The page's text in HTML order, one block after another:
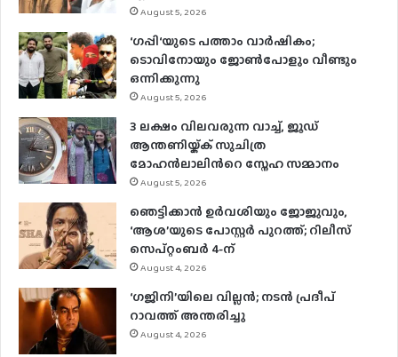
August 5, 2026
‘ഗപ്പി‘യുടെ പത്താം വാർഷികം;
ടൊവിനോയും ജോൺപോളും വീണ്ടും
ഒന്നിക്കുന്നു
August 5, 2026
3 ലക്ഷം വിലവരുന്ന വാച്ച്, ജൂഡ്
ആന്തണിയ്ക്ക് സുചിത്ര
മോഹൻലാലിൻറെ സ്നേഹ സമ്മാനം
August 5, 2026
ഞെട്ടിക്കാൻ ഉർവശിയും ജോജുവും,
‘ആശ’യുടെ പോസ്റ്റർ പുറത്ത്; റിലീസ്
സെപ്റ്റംബർ 4-ന്
August 4, 2026
‘ഗജിനി’യിലെ വില്ലൻ; നടൻ പ്രദീപ്
റാവത്ത് അന്തരിച്ചു
August 4, 2026